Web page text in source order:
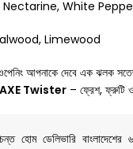
Nectarine, White
Limewood
আপনাকে দেবে এক ঝলক
AXE Twister – ফ্রেশ, ফ্রুটি ও
হোম ডেলিভারি